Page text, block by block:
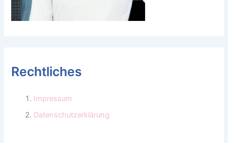
Rechtliches
Impressum
Datenschutzerklärung